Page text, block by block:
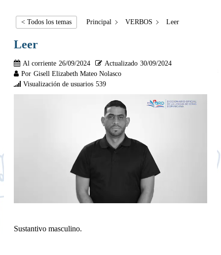
< Todos los temas Principal VERBOS Leer
Leer
Al corriente 26/09/2024 Actualizado 30/09/2024
Por Gisell Elizabeth Mateo Nolasco
Visualización de usuarios 539
Sustantivo masculino.